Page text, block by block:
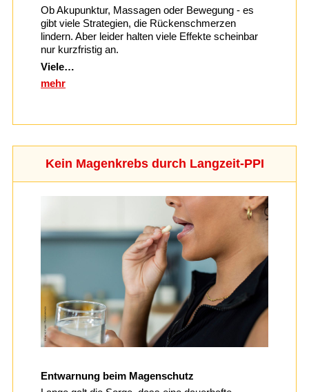
Ob Akupunktur, Massagen oder Bewegung - es
gibt viele Strategien, die Rückenschmerzen
lindern. Aber leider halten viele Effekte scheinbar
nur kurzfristig an.
Viele…
mehr
Kein Magenkrebs durch Langzeit-PPI
Entwarnung beim Magenschutz